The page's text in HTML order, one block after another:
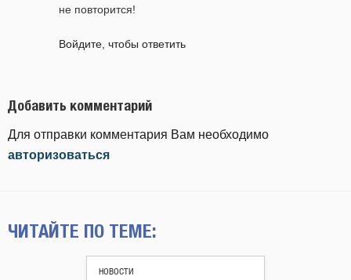
не повторится!
Войдите, чтобы ответить
Добавить комментарий
Для отправки комментария Вам необходимо
авторизоваться
ЧИТАЙТЕ ПО ТЕМЕ:
НОВОСТИ